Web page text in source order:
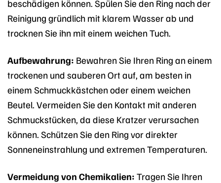
beschädigen können. Spülen Sie den Ring nach der
Reinigung gründlich mit klarem Wasser ab und
trocknen Sie ihn mit einem weichen Tuch.
Aufbewahrung: Bewahren Sie Ihren Ring an einem
trockenen und sauberen Ort auf, am besten in
einem Schmuckkästchen oder einem weichen
Beutel. Vermeiden Sie den Kontakt mit anderen
Schmuckstücken, da diese Kratzer verursachen
können. Schützen Sie den Ring vor direkter
Sonneneinstrahlung und extremen Temperaturen.
Vermeidung von Chemikalien: Tragen Sie Ihren